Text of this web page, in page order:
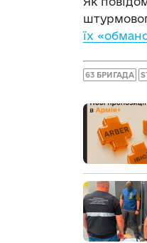
їх
63 БРИГАДА